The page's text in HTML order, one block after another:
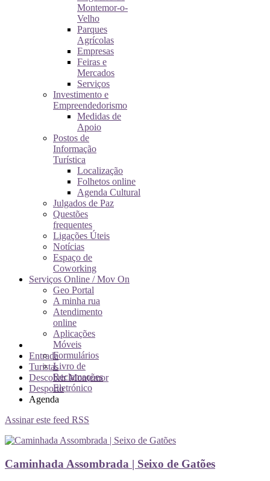
Montemor-o-
Velho
Parques
Agrícolas
Empresas
Feiras e
Mercados
Serviços
Investimento e
Empreendedorismo
Medidas de
Apoio
Postos de
Informação
Turística
Localização
Folhetos online
Agenda Cultural
Julgados de Paz
Questões
frequentes
Ligações Úteis
Notícias
Espaço de
Coworking
Serviços Online / Mov On
Geo Portal
A minha rua
Atendimento
online
Aplicações
Móveis
Formulários
Livro de
Reclamações
Eletrónico
Entrada
Turistas
Descobrir Montemor
Desporto
Agenda
Assinar este feed RSS
Caminhada Assombrada | Seixo de Gatões